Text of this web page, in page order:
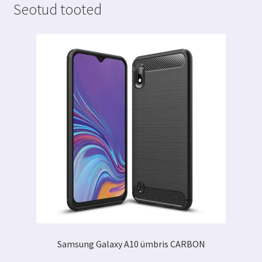
Seotud tooted
Samsung Galaxy A10 ümbris CARBON